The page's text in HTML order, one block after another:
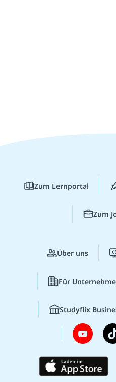
Zum Lernportal
Zum
Über uns
Für
Studyflix